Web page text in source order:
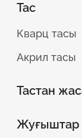
Тас
Кварц тасы
Акрил тасы
Тастан
Жуғыштар